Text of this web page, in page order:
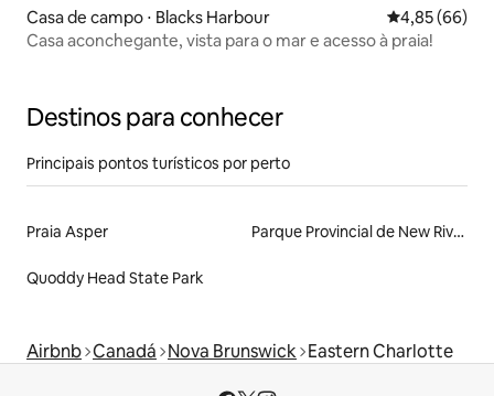
Casa de campo ⋅ Blacks Harbour 4,85 de uma
4,85 (66)
Casa aconchegante, vista para o mar e acesso à praia!
Destinos para conhecer
Principais pontos turísticos por perto
Praia Asper Parque Provincial de New River Beach
Quoddy Head State Park
Airbnb Canadá Nova Brunswick Eastern Charlotte